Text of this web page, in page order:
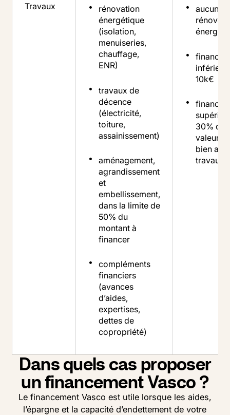
Travaux
rénovation
énergétique
(isolation,
menuiseries,
chauffage,
ENR)
travaux de
décence
(électricité,
toiture,
assainissement)
aménagement,
agrandissement
et
embellissement,
dans la limite de
50% du
montant à
financer
compléments
financiers
(avances
d’aides,
expertises,
dettes de
copropriété)
aucune
inférieur
10k€
30% de
valeur
bien
travaux
Dans quels cas proposer
un financement Vasco ?
Le financement Vasco est utile lorsque les aides,
l’épargne et la capacité d’endettement de votre